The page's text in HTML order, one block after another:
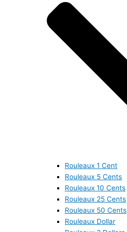
Rouleaux 1 Cent
Rouleaux 5 Cents
Rouleaux 10 Cents
Rouleaux 25 Cents
Rouleaux 50 Cents
Rouleaux Dollar